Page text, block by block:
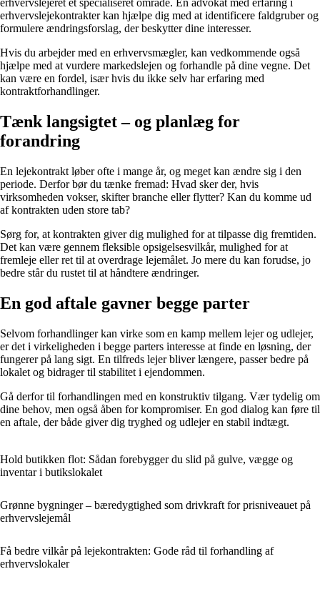
erhvervslejeret et specialiseret område. En advokat med erfaring i
erhvervslejekontrakter kan hjælpe dig med at identificere faldgruber og
formulere ændringsforslag, der beskytter dine interesser.
Hvis du arbejder med en erhvervsmægler, kan vedkommende også
hjælpe med at vurdere markedslejen og forhandle på dine vegne. Det
kan være en fordel, især hvis du ikke selv har erfaring med
kontraktforhandlinger.
Tænk langsigtet – og planlæg for
forandring
En lejekontrakt løber ofte i mange år, og meget kan ændre sig i den
periode. Derfor bør du tænke fremad: Hvad sker der, hvis
virksomheden vokser, skifter branche eller flytter? Kan du komme ud
af kontrakten uden store tab?
Sørg for, at kontrakten giver dig mulighed for at tilpasse dig fremtiden.
Det kan være gennem fleksible opsigelsesvilkår, mulighed for at
fremleje eller ret til at overdrage lejemålet. Jo mere du kan forudse, jo
bedre står du rustet til at håndtere ændringer.
En god aftale gavner begge parter
Selvom forhandlinger kan virke som en kamp mellem lejer og udlejer,
er det i virkeligheden i begge parters interesse at finde en løsning, der
fungerer på lang sigt. En tilfreds lejer bliver længere, passer bedre på
lokalet og bidrager til stabilitet i ejendommen.
Gå derfor til forhandlingen med en konstruktiv tilgang. Vær tydelig om
dine behov, men også åben for kompromiser. En god dialog kan føre til
en aftale, der både giver dig tryghed og udlejer en stabil indtægt.
Hold butikken flot: Sådan forebygger du slid på gulve, vægge og
inventar i butikslokalet
Grønne bygninger – bæredygtighed som drivkraft for prisniveauet på
erhvervslejemål
Få bedre vilkår på lejekontrakten: Gode råd til forhandling af
erhvervslokaler